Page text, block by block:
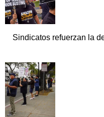
Sindicatos refuerzan la